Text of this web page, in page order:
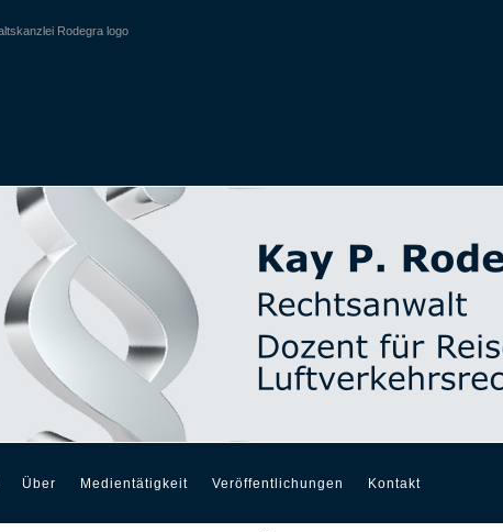
Über Medientätigkeit Veröffentlichungen Kontakt